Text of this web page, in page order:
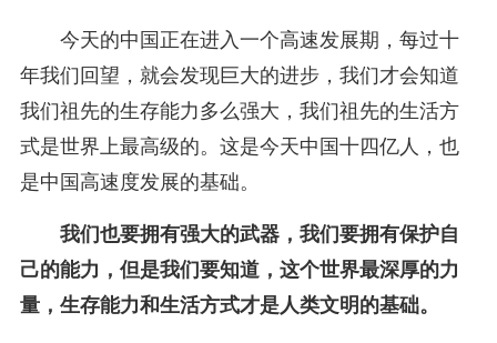
今天的中国正在进入一个高速发展期，每过十
年我们回望，就会发现巨大的进步，我们才会知道
我们祖先的生存能力多么强大，我们祖先的生活方
式是世界上最高级的。这是今天中国十四亿人，也
是中国高速度发展的基础。
我们也要拥有强大的武器，我们要拥有保护自
己的能力，但是我们要知道，这个世界最深厚的力
量，生存能力和生活方式才是人类文明的基础。